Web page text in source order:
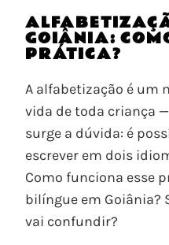
GOIÂNIA:
PRÁTICA?
A alfabetização é um
vida de toda criança
surge a dúvida: é
escrever em dois
Como funciona esse
bilíngue em Goiânia?
vai confundir?